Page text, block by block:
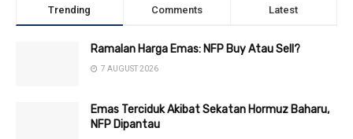
Trending Comments Latest
Ramalan Harga Emas: NFP Buy Atau Sell?
7 AUGUST 2026
Emas Terciduk Akibat Sekatan Hormuz Baharu,
NFP Dipantau